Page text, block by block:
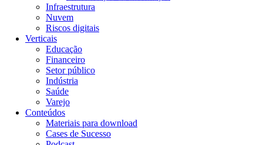
Infraestrutura
Nuvem
Riscos digitais
Verticais
Educação
Financeiro
Setor público
Indústria
Saúde
Varejo
Conteúdos
Materiais para download
Cases de Sucesso